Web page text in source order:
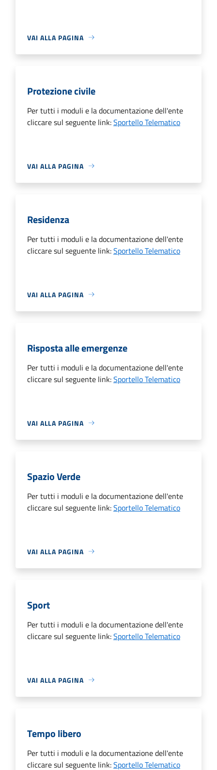
VAI ALLA PAGINA
Protezione civile
Per tutti i moduli e la documentazione dell'ente
cliccare sul seguente link:Sportello Telematico
VAI ALLA PAGINA
Residenza
Per tutti i moduli e la documentazione dell'ente
cliccare sul seguente link:Sportello Telematico
VAI ALLA PAGINA
Risposta alle emergenze
Per tutti i moduli e la documentazione dell'ente
cliccare sul seguente link:Sportello Telematico
VAI ALLA PAGINA
Spazio Verde
Per tutti i moduli e la documentazione dell'ente
cliccare sul seguente link:Sportello Telematico
VAI ALLA PAGINA
Sport
Per tutti i moduli e la documentazione dell'ente
cliccare sul seguente link:Sportello Telematico
VAI ALLA PAGINA
Tempo libero
Per tutti i moduli e la documentazione dell'ente
cliccare sul seguente link:Sportello Telematico